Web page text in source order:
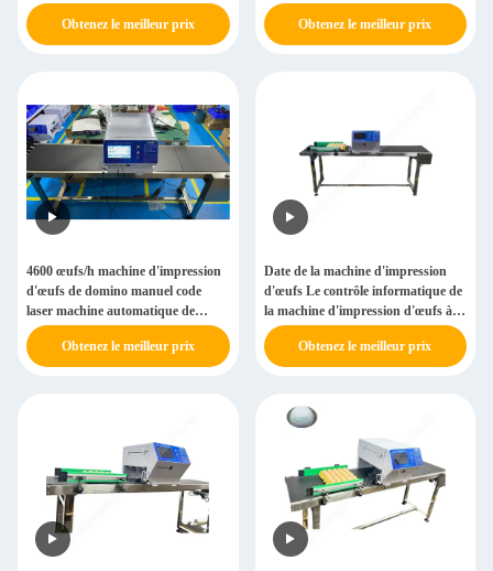
œufs/h
Obtenez le meilleur prix
Obtenez le meilleur prix
4600 œufs/h machine d'impression
d'œufs de domino manuel code
laser machine automatique de
timbreage d'œufs 50 kg
Obtenez le meilleur prix
Date de la machine d'impression
d'œufs Le contrôle informatique de
la machine d'impression d'œufs à
jet d'encre 50000 œufs/h
Obtenez le meilleur prix